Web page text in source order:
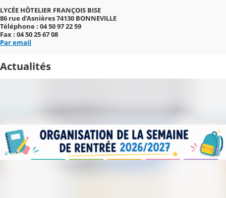
LYCÉE HÔTELIER FRANÇOIS BISE
86 rue d'Asnières 74130 BONNEVILLE
Téléphone : 04 50 97 22 59
Fax : 04 50 25 67 08
Par email
Actualités